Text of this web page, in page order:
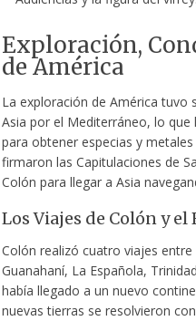
Exploración,
de América
La exploración de América tuvo
Asia por el Mediterráneo, lo
para obtener especias y
firmaron las Capitulaciones de
Colón para llegar a Asia
Los Viajes de Colón y
Colón realizó cuatro viajes
Guanahaní, La Española,
había llegado a un nuevo
nuevas tierras se resolvieron